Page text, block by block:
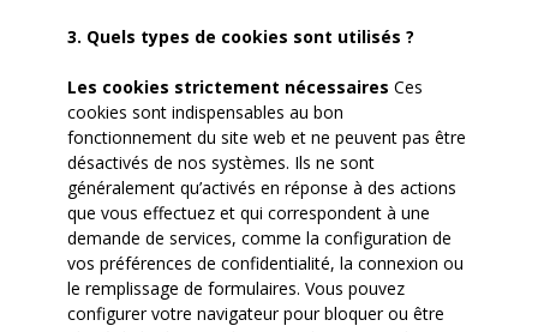
3. Quels types de cookies sont utilisés ?
Les cookies strictement nécessaires Ces
cookies sont indispensables au bon
fonctionnement du site web et ne peuvent pas être
désactivés de nos systèmes. Ils ne sont
généralement qu’activés en réponse à des actions
que vous effectuez et qui correspondent à une
demande de services, comme la configuration de
vos préférences de confidentialité, la connexion ou
le remplissage de formulaires. Vous pouvez
configurer votre navigateur pour bloquer ou être